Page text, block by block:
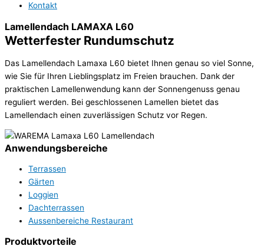
Kontakt
Lamellendach LAMAXA L60
Wetterfester Rundumschutz
Das Lamellendach Lamaxa L60 bietet Ihnen genau so viel Sonne,
wie Sie für Ihren Lieblingsplatz im Freien brauchen. Dank der
praktischen Lamellenwendung kann der Sonnengenuss genau
reguliert werden. Bei geschlossenen Lamellen bietet das
Lamellendach einen zuverlässigen Schutz vor Regen.
Anwendungsbereiche
Terrassen
Gärten
Loggien
Dachterrassen
Aussenbereiche Restaurant
Produktvorteile